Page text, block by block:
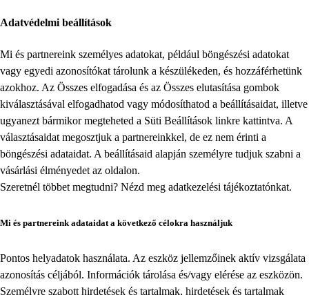
Adatvédelmi beállítások
Mi és partnereink személyes adatokat, például böngészési adatokat
vagy egyedi azonosítókat tárolunk a készülékeden, és hozzáférhetünk
azokhoz. Az Összes elfogadása és az Összes elutasítása gombok
kiválasztásával elfogadhatod vagy módosíthatod a beállításaidat, illetve
ugyanezt bármikor megteheted a Süti Beállítások linkre kattintva. A
választásaidat megosztjuk a partnereinkkel, de ez nem érinti a
böngészési adataidat. A beállításaid alapján személyre tudjuk szabni a
vásárlási élményedet az oldalon.
Szeretnél többet megtudni? Nézd meg adatkezelési tájékoztatónkat.
Mi és partnereink adataidat a következő célokra használjuk
Pontos helyadatok használata. Az eszköz jellemzőinek aktív vizsgálata
azonosítás céljából. Információk tárolása és/vagy elérése az eszközön.
Személyre szabott hirdetések és tartalmak, hirdetések és tartalmak